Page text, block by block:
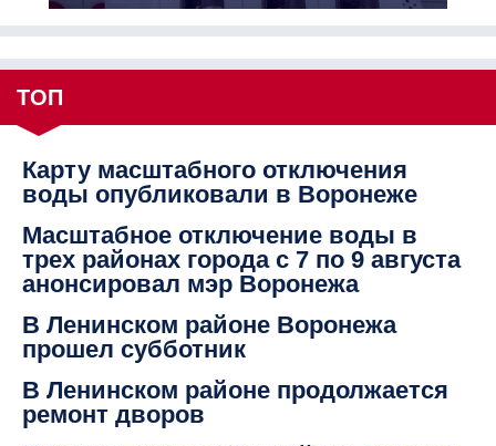
ТОП
Карту масштабного отключения
воды опубликовали в Воронеже
Масштабное отключение воды в
трех районах города с 7 по 9 августа
анонсировал мэр Воронежа
В Ленинском районе Воронежа
прошел субботник
В Ленинском районе продолжается
ремонт дворов